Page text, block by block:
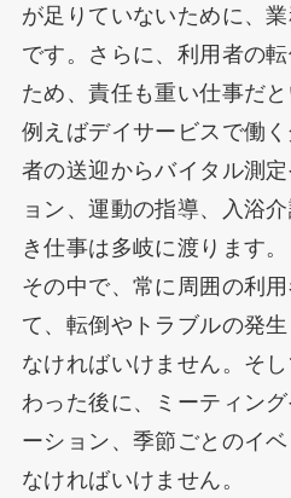
が足りていないために、
です。さらに、利用者の
ため、責任も重い仕事だと
例えばデイサービスで働
者の送迎からバイタル測
ョン、運動の指導、入浴
き仕事は多岐に渡ります。
その中で、常に周囲の利
て、転倒やトラブルの発
なければいけません。そ
わった後に、ミーティン
ーション、季節ごとのイ
なければいけません。